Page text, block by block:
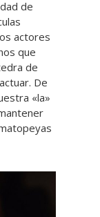
de
actores
que
de
De
«la»